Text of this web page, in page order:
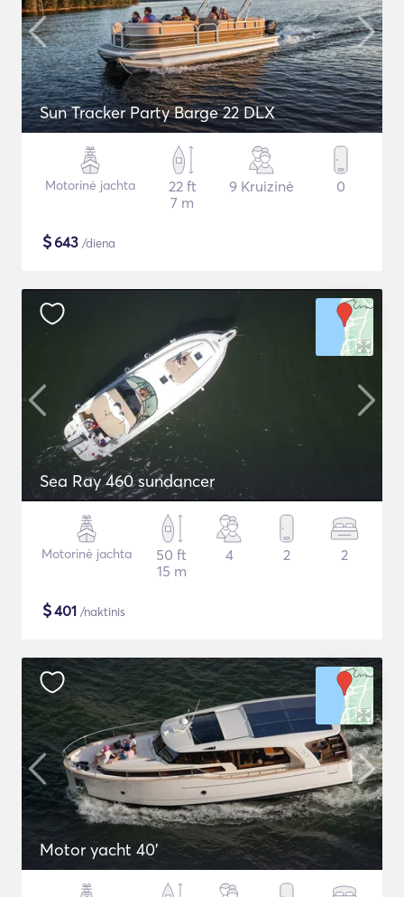
Sun Tracker Party Barge 22 DLX
Motorinė jachta
22 ft
7 m
9 Kruizinė 0
$643 /diena
Sea Ray 460 sundancer
Motorinė jachta
50 ft
15 m
4 2 2
$401 /naktinis
Motor yacht 40'